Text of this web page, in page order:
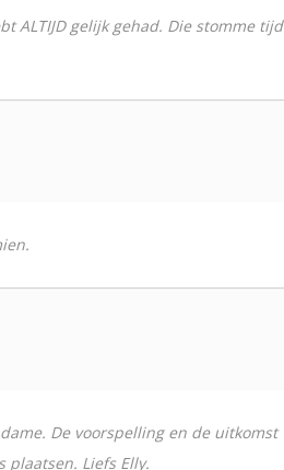
ALTIJD gelijk gehad. Die stomme tijd
De voorspelling en de uitkomst
Liefs Elly.